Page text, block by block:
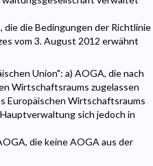
die Bedingungen der Richtlinie
vom 3. August 2012 erwähnt
Union": a) AOGA, die nach
Wirtschaftsraums zugelassen
Europäischen Wirtschaftsraums
sich jedoch in
die keine AOGA aus der